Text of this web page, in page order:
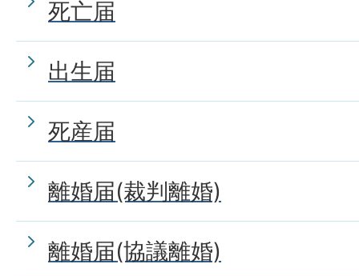
死亡届
出生届
死産届
離婚届(裁判離婚)
離婚届(協議離婚)